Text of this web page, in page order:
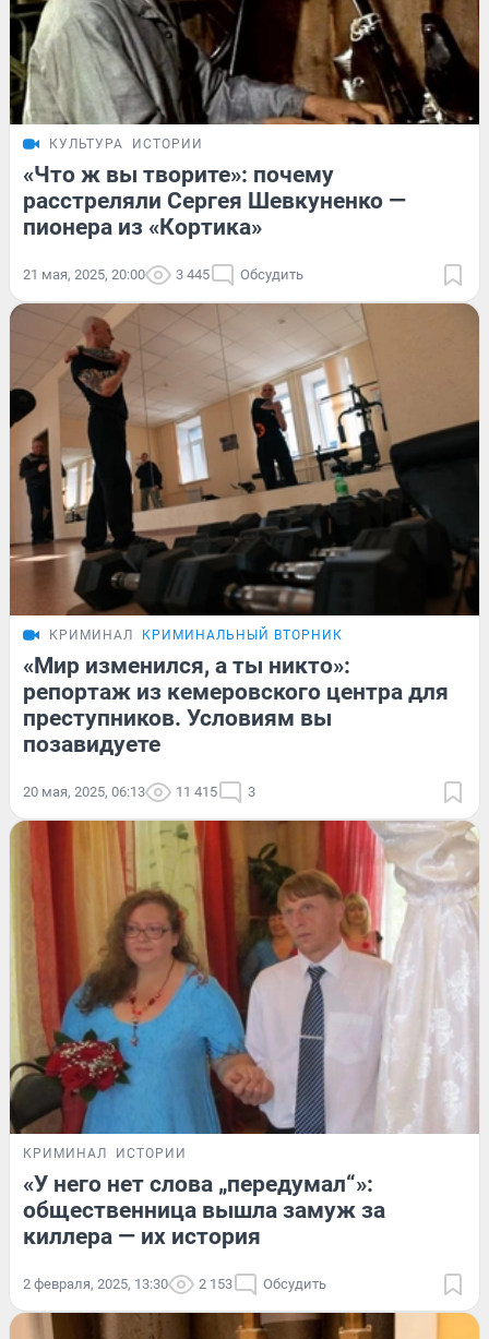
КУЛЬТУРА ИСТОРИИ
«Что ж вы творите»: почему
расстреляли Сергея Шевкуненко —
пионера из «Кортика»
21 мая, 2025, 20:00 3 445 Обсудить
КРИМИНАЛ КРИМИНАЛЬНЫЙ ВТОРНИК
«Мир изменился, а ты никто»:
репортаж из кемеровского центра для
преступников. Условиям вы
позавидуете
20 мая, 2025, 06:13 11 415 3
КРИМИНАЛ ИСТОРИИ
«У него нет слова „передумал“»:
общественница вышла замуж за
киллера — их история
2 февраля, 2025, 13:30 2 153 Обсудить